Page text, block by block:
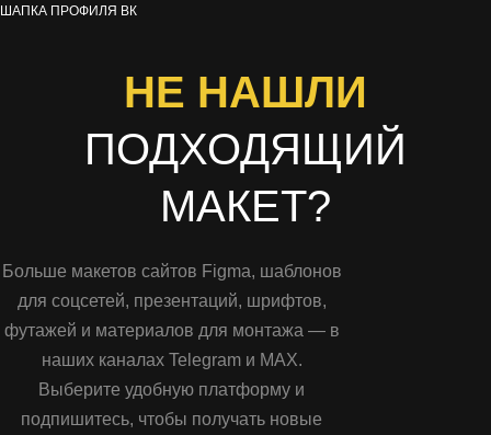
ШАПКА ПРОФИЛЯ ВК
НЕ НАШЛИ
ПОДХОДЯЩИЙ
МАКЕТ?
Больше макетов сайтов Figma, шаблонов
для соцсетей, презентаций, шрифтов,
футажей и материалов для монтажа — в
наших каналах Telegram и MAX.
Выберите удобную платформу и
подпишитесь, чтобы получать новые